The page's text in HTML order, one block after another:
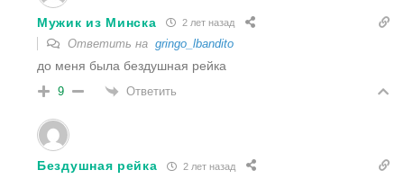
Мужик из Минска 2 лет назад
Ответить на gringo_lbandito
до меня была бездушная рейка
9 Ответить
Бездушная рейка 2 лет назад